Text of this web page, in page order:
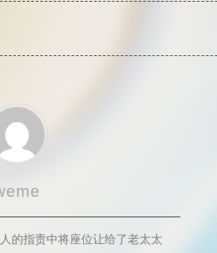
的指责中将座位让给了老太太